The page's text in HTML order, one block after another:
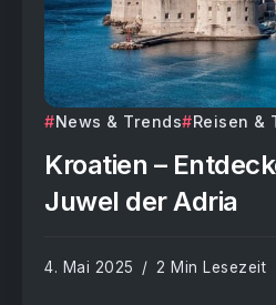
News & Trends Reisen &
Kroatien –
Juwel der Adria
4. Mai 2025 2 Min Lesezeit